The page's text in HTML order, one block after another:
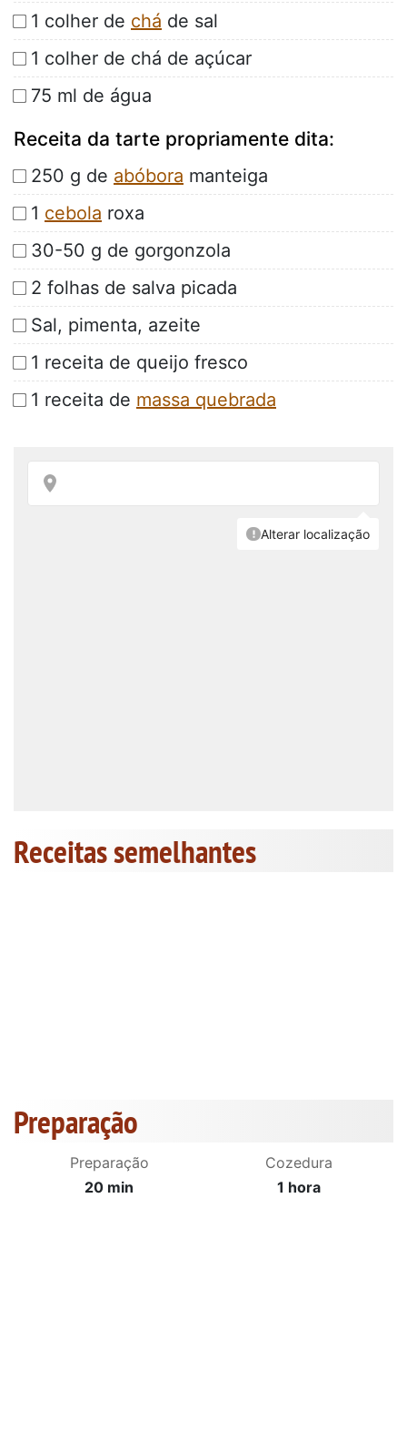
1 colher de chá de sal
1 colher de chá de açúcar
75 ml de água
Receita da tarte propriamente dita:
250 g de abóbora manteiga
1 cebola roxa
30-50 g de gorgonzola
2 folhas de salva picada
Sal, pimenta, azeite
1 receita de queijo fresco
1 receita de massa quebrada
Receitas semelhantes
Preparação
Preparação
20 min
Cozedura
1 hora